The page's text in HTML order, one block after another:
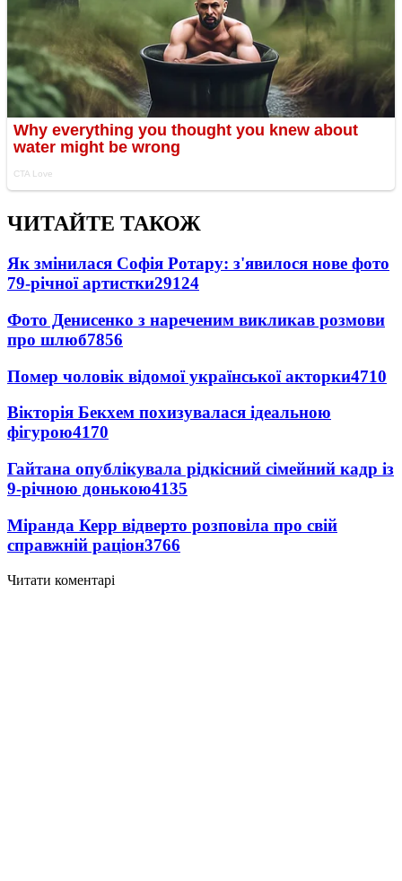
ЧИТАЙТЕ ТАКОЖ
Як змінилася Софія Ротару: з'явилося нове фото
79-річної артистки29124
Фото Денисенко з нареченим викликав розмови
про шлюб7856
Помер чоловік відомої української акторки4710
Вікторія Бекхем похизувалася ідеальною
фігурою4170
Гайтана опублікувала рідкісний сімейний кадр із
9-річною донькою4135
Міранда Керр відверто розповіла про свій
справжній раціон3766
Читати коментарі